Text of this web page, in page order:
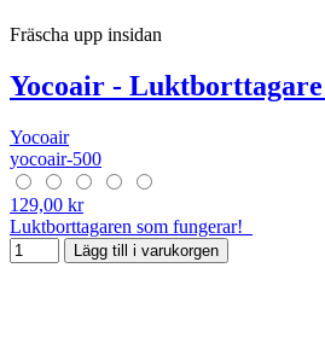
Fräscha upp insidan
Yocoair -
Yocoair
yocoair-500
129,00 kr
Luktborttagaren som fungerar!
Lägg till i varukorgen